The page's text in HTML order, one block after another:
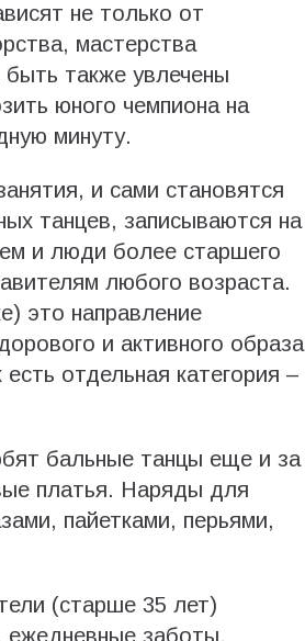
не только от
мастерства
также увлечены
юного чемпиона на
минуту.
и сами становятся
танцев, записываются на
и люди более старшего
любого возраста.
это направление
и активного образа
отдельная категория –
бальные танцы еще и за
платья. Наряды для
пайетками, перьями,
(старше 35 лет)
ежедневные заботы,